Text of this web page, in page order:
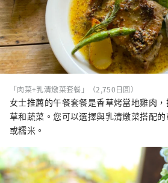
「肉菜+乳清燉菜套餐」（2,750日圓）
女士推薦的午餐套餐是香草烤當地雞肉
草和蔬菜。您可以選擇與乳清燉菜搭配
或糯米。